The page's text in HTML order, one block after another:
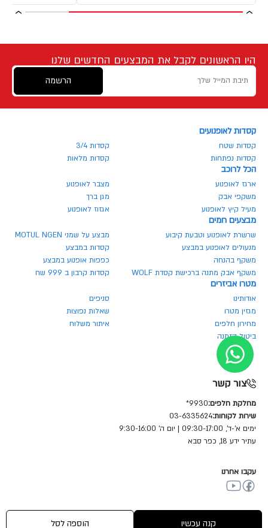
קנה עכשיו הוספה לסל
היו הראשונים לקבל את המבצעים החדשים שלנו
הרשמה
קסדות לאופנועים
קסדות שטח
קסדות 3/4
קסדות נפתחות
קסדות מלאות
הכל לרוכב
ארגז לאופנוע
מצבר לאופנוע
משקפי אבק
מגן ברך
מעיל קיץ לאופנוע
אגזוז לאופנוע
מבצעים חמים
שרשרת לאופנוע וטבעת קיבוע
מבצע על שמני MOTUL NGEN
מנעולים לאופנוע במבצע
קסדות במבצע
משקף בהנחה
כפפות אופנוע במבצע
משקף אבק מתנה ברכישת קסדת WOLF
קסדות קרבון ב 999 שח
מטרו אביזרים
אודותינו
סניפים
מגזין מטרו
שאלות נפוצות
מחירון חלפים
איתור משלוח
ביטול הזמנה
צור קשר
מחלקת חלפים:9930*
שירות לקוחות:03-6335624
ימים א'-ד', 09:30-17:00 | יום ה' 9:30-16:00
עתיר ידע 18, כפר סבא
עקבו אחרנו
© כל הזכויות שמורות מטרו מוטור שיווק (1981) בע"מ